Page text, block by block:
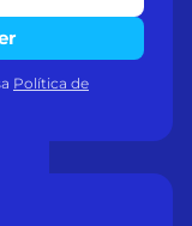
Política de